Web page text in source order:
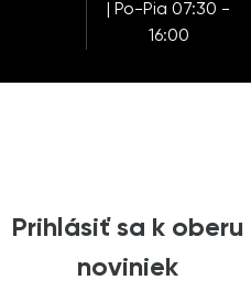
| Po-Pia 07:30 -
16:00
Prihlásiť sa k oberu
noviniek